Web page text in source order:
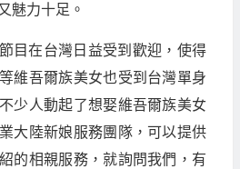
魅力十足。
目在台灣日益受到歡迎，使得
維吾爾族美女也受到台灣單身
少人動起了想娶維吾爾族美女
大陸新娘服務團隊，可以提供
的相親服務，就詢問我們，有